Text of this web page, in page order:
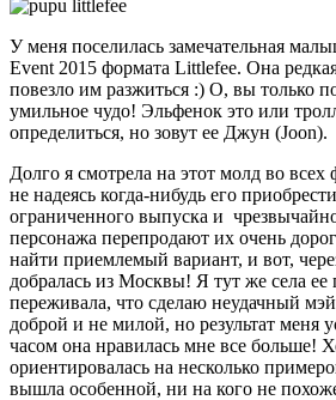
У меня поселилась замечательная
Event 2015 формата Littlefee. Она
повезло им разжиться :) О, вы только
умильное чудо! Эльфенок это или
определиться, но зовут ее Джун (Joon).
Долго я смотрела на этот молд во всех
не надеясь когда-нибудь его
ограниченного выпуска и
персонажа перепродают их очень
найти приемлемый вариант, и вот,
добралась из Москвы! Я тут же села
переживала, что сделаю неудачный
доброй и не милой, но результат меня
часом она нравилась мне все больше!
ориентировалась на несколько
вышла особенной, ни на кого не